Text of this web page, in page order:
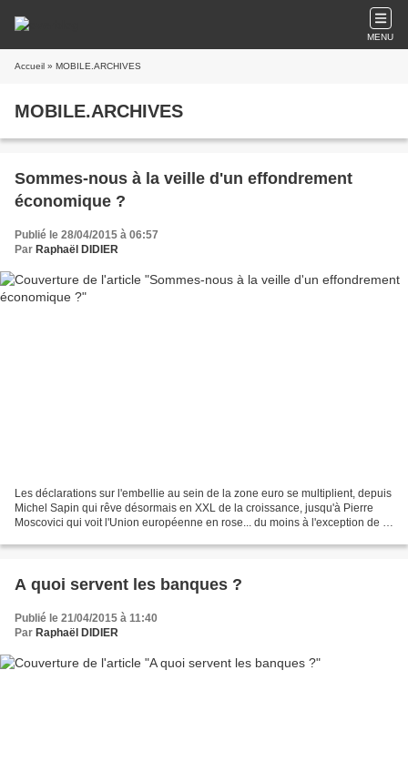
MENU
Accueil » MOBILE.ARCHIVES
MOBILE.ARCHIVES
Sommes-nous à la veille d'un effondrement
économique ?
Publié le 28/04/2015 à 06:57
Par Raphaël DIDIER
Les déclarations sur l'embellie au sein de la zone euro se multiplient, depuis
Michel Sapin qui rêve désormais en XXL de la croissance, jusqu'à Pierre
Moscovici qui voit l'Union européenne en rose... du moins à l'exception de la
A quoi servent les banques ?
Publié le 21/04/2015 à 11:40
Par Raphaël DIDIER